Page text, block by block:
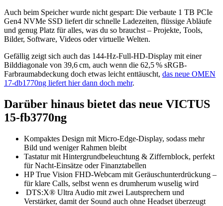
Auch beim Speicher wurde nicht gespart: Die verbaute 1 TB PCIe
Gen4 NVMe SSD liefert dir schnelle Ladezeiten, flüssige Abläufe
und genug Platz für alles, was du so brauchst – Projekte, Tools,
Bilder, Software, Videos oder virtuelle Welten.
Gefällig zeigt sich auch das 144-Hz-Full-HD-Display mit einer
Bilddiagonale von 39,6 cm, auch wenn die 62,5 % sRGB-
Farbraumabdeckung doch etwas leicht enttäuscht, das neue OMEN
17-db1770ng liefert hier dann doch mehr.
Darüber hinaus bietet das neue VICTUS
15-fb3770ng
Kompaktes Design mit Micro-Edge-Display, sodass mehr
Bild und weniger Rahmen bleibt
Tastatur mit Hintergrundbeleuchtung & Ziffernblock, perfekt
für Nacht-Einsätze oder Finanztabellen
HP True Vision FHD-Webcam mit Geräuschunterdrückung –
für klare Calls, selbst wenn es drumherum wuselig wird
DTS:X® Ultra Audio mit zwei Lautsprechern und
Verstärker, damit der Sound auch ohne Headset überzeugt